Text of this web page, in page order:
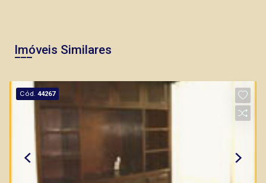
Imóveis Similares
Cód.44267